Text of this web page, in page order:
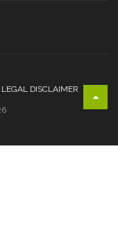
LEGAL DISCLAIMER